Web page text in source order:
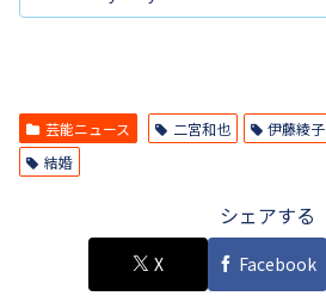
芸能ニュース 二宮和也 伊藤綾子
結婚
シェアする
X Facebook